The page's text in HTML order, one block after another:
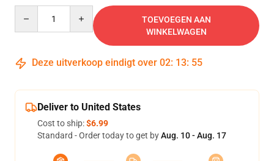
TOEVOEGEN AAN
WINKELWAGEN
Deze uitverkoop eindigt over 02: 13: 54
Deliver to United States
Cost to ship:$6.99
Standard - Order today to get byAug. 10 - Aug. 17